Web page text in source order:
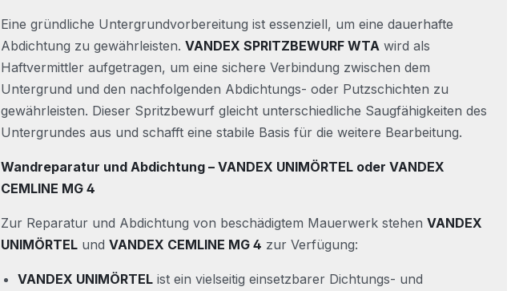
Eine gründliche Untergrundvorbereitung ist essenziell, um eine dauerhafte
Abdichtung zu gewährleisten. VANDEX SPRITZBEWURF WTA wird als
Haftvermittler aufgetragen, um eine sichere Verbindung zwischen dem
Untergrund und den nachfolgenden Abdichtungs- oder Putzschichten zu
gewährleisten. Dieser Spritzbewurf gleicht unterschiedliche Saugfähigkeiten des
Untergrundes aus und schafft eine stabile Basis für die weitere Bearbeitung.
Wandreparatur und Abdichtung – VANDEX UNIMÖRTEL oder VANDEX
CEMLINE MG 4
Zur Reparatur und Abdichtung von beschädigtem Mauerwerk stehen VANDEX
UNIMÖRTEL und VANDEX CEMLINE MG 4 zur Verfügung:
VANDEX UNIMÖRTEList ein vielseitig einsetzbarer Dichtungs- und